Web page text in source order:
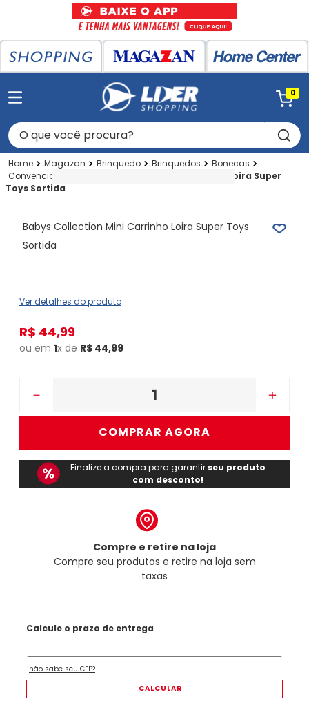
0
O que você procura?
Magazan Brinquedo Brinquedos
Bonecas
Convencional
Babys Collection Mini Carrinho Loira Super
Toys Sortida
Babys Collection Mini Carrinho Loira Super Toys
Sortida
Ver detalhes do produto
R$ 44,99
ou em 1x de R$ 44,99
＋
－
COMPRAR AGORA
Finalize a compra para garantir seu produto
com desconto!
Compre e retire na loja
Compre seu produtos e retire na loja sem
taxas